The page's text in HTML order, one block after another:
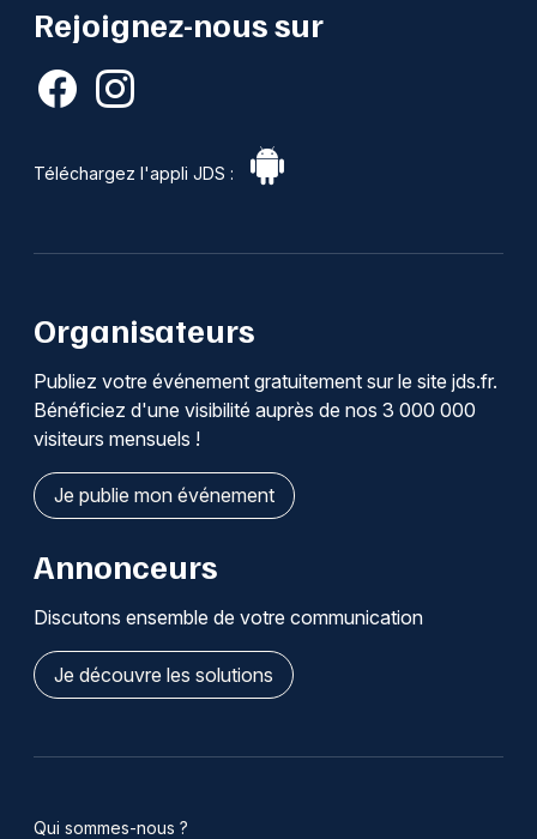
Rejoignez-nous sur
Téléchargez l'appli JDS :
Organisateurs
Publiez votre événement gratuitement sur le site jds.fr.
Bénéficiez d'une visibilité auprès de nos 3 000 000
visiteurs mensuels !
Je publie mon événement
Annonceurs
Discutons ensemble de votre communication
Je découvre les solutions
Qui sommes-nous ?